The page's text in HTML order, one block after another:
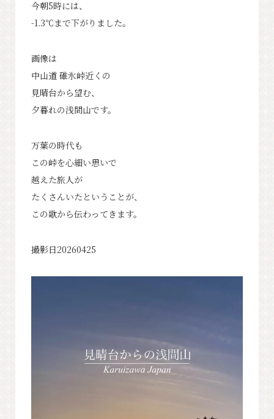
今朝5時には、
-1.3℃まで下がりました。
画像は
中山道 碓氷峠近くの
見晴台から望む、
夕暮れの浅間山です。
万葉の時代も
この峠を心細い思いで
越えた旅人が
たくさんいたということが、
この歌から伝わってきます。
撮影日20260425